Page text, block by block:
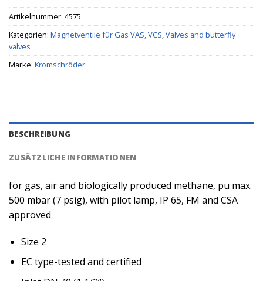
Artikelnummer: 4575
Kategorien: Magnetventile für Gas VAS, VCS,Valves and butterfly
valves
Marke: Kromschröder
BESCHREIBUNG
ZUSÄTZLICHE INFORMATIONEN
for gas, air and biologically produced methane, pu max.
500 mbar (7 psig), with pilot lamp, IP 65, FM and CSA
approved
Size 2
EC type-tested and certified